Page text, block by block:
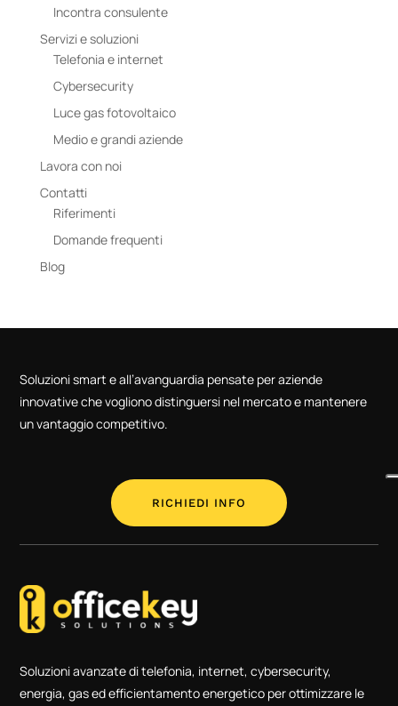
Incontra consulente
Servizi e soluzioni
Telefonia e internet
Cybersecurity
Luce gas fotovoltaico
Medio e grandi aziende
Lavora con noi
Contatti
Riferimenti
Domande frequenti
Blog
Soluzioni smart e all’avanguardia pensate per aziende
innovative che vogliono distinguersi nel mercato e mantenere
un vantaggio competitivo.
RICHIEDI INFO
Soluzioni avanzate di telefonia, internet, cybersecurity,
energia, gas ed efficientamento energetico per ottimizzare le